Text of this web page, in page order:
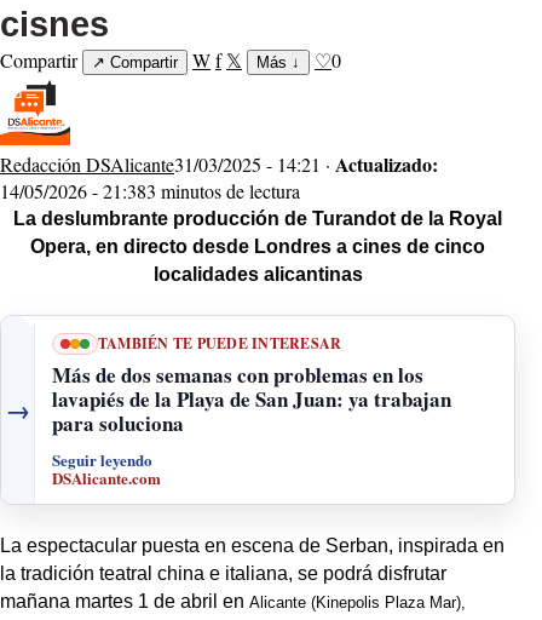
cisnes
Compartir ↗ Compartir Wf 𝕏 Más ↓ ♡0
Redacción DSAlicante31/03/2025 - 14:21 · Actualizado:
14/05/2026 - 21:383 minutos de lectura
La deslumbrante producción de Turandot de la Royal
Opera, en directo desde Londres a cines de cinco
localidades alicantinas
→
TAMBIÉN TE PUEDE INTERESAR
Más de dos semanas con problemas en los
lavapiés de la Playa de San Juan: ya trabajan
para soluciona
Seguir leyendo
DSAlicante.com
La espectacular puesta en escena de Serban, inspirada en
la tradición teatral china e italiana, se podrá disfrutar
mañana martes 1 de abril en Alicante (Kinepolis Plaza Mar),